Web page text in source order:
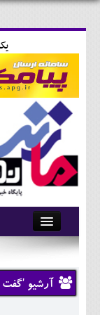
آرشیو
تماس با ما
وبلاگ
آرشیو 'گفت